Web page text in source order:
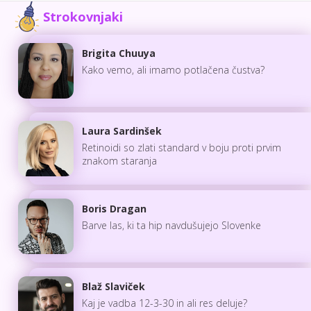
Strokovnjaki
Brigita Chuuya
Kako vemo, ali imamo potlačena čustva?
Laura Sardinšek
Retinoidi so zlati standard v boju proti prvim
znakom staranja
Boris Dragan
Barve las, ki ta hip navdušujejo Slovenke
Blaž Slaviček
Kaj je vadba 12-3-30 in ali res deluje?